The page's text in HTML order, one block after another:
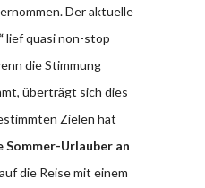
Der aktuelle
lief quasi non-stop
die Stimmung
überträgt sich dies
Zielen hat
Sommer-Urlauber an
die Reise mit einem